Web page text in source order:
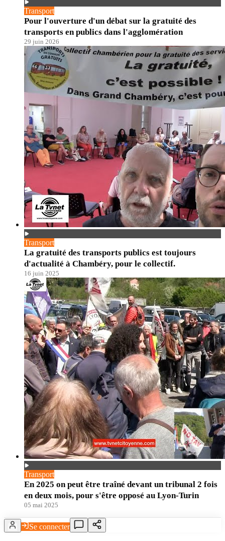
Transport
Pour l'ouverture d'un débat sur la gratuité des
transports en publics dans l'agglomération
29 juin 2026
Transport
La gratuité des transports publics est toujours
d'actualité à Chambéry, pour le collectif.
16 juin 2025
Transport
En 2025 on peut être traîné devant un tribunal 2 fois
en deux mois, pour s'être opposé au Lyon-Turin
05 mai 2025
Se connecter